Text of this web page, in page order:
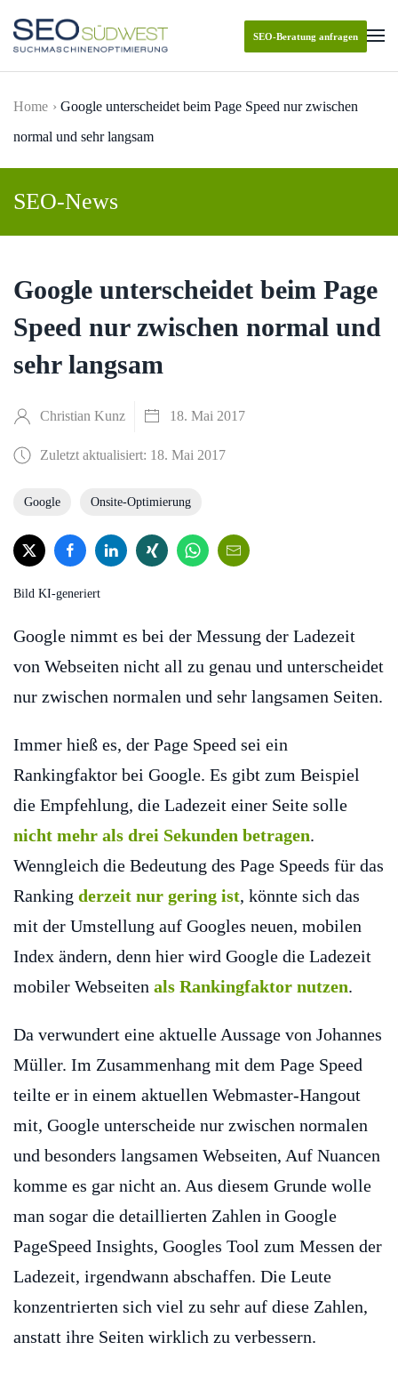
Skip to main content
SEO-Beratung anfragen
Home
Google unterscheidet beim Page Speed nur zwischen
normal und sehr langsam
SEO-News
Google unterscheidet beim Page
Speed nur zwischen normal und
sehr langsam
Christian Kunz 18. Mai 2017
Zuletzt aktualisiert: 18. Mai 2017
Google Onsite-Optimierung
Bild KI-generiert
Google nimmt es bei der Messung der Ladezeit
von Webseiten nicht all zu genau und unterscheidet
nur zwischen normalen und sehr langsamen Seiten.
Immer hieß es, der Page Speed sei ein
Rankingfaktor bei Google. Es gibt zum Beispiel
die Empfehlung, die Ladezeit einer Seite solle
nicht mehr als drei Sekunden betragen.
Wenngleich die Bedeutung des Page Speeds für das
Ranking derzeit nur gering ist, könnte sich das
mit der Umstellung auf Googles neuen, mobilen
Index ändern, denn hier wird Google die Ladezeit
mobiler Webseiten als Rankingfaktor nutzen.
Da verwundert eine aktuelle Aussage von Johannes
Müller. Im Zusammenhang mit dem Page Speed
teilte er in einem aktuellen Webmaster-Hangout
mit, Google unterscheide nur zwischen normalen
und besonders langsamen Webseiten, Auf Nuancen
komme es gar nicht an. Aus diesem Grunde wolle
man sogar die detaillierten Zahlen in Google
PageSpeed Insights, Googles Tool zum Messen der
Ladezeit, irgendwann abschaffen. Die Leute
konzentrierten sich viel zu sehr auf diese Zahlen,
anstatt ihre Seiten wirklich zu verbessern.